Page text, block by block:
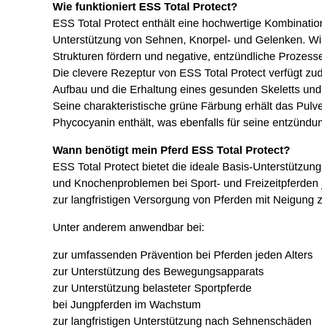
Wie funktioniert ESS Total Protect?
ESS Total Protect enthält eine hochwertige
Unterstützung von Sehnen, Knorpel- und Gelenken.
Strukturen fördern und negative, entzündliche
Die clevere Rezeptur von ESS Total Protect verfügt
Aufbau und die Erhaltung eines gesunden Skeletts
Seine charakteristische grüne Färbung erhält das
Phycocyanin enthält, was ebenfalls für seine
Wann benötigt mein Pferd ESS Total Protect?
ESS Total Protect bietet die ideale Basis-
und Knochenproblemen bei Sport- und
zur langfristigen Versorgung von Pferden mit
Unter anderem anwendbar bei:
zur umfassenden Prävention bei Pferden jeden Alters
zur Unterstützung des Bewegungsapparats
zur Unterstützung belasteter Sportpferde
bei Jungpferden im Wachstum
zur langfristigen Unterstützung nach Sehnenschäden